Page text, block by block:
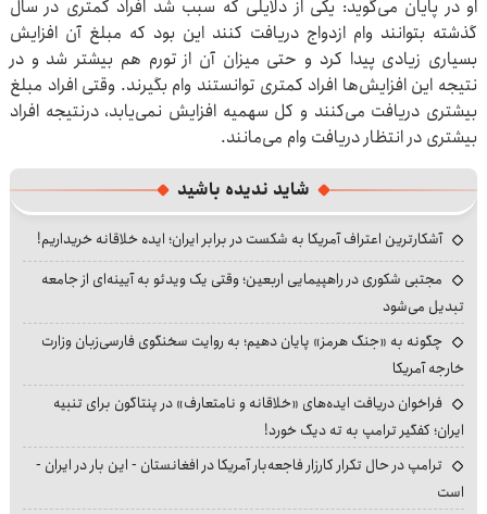
او در پایان می‌گوید: یکی از دلایلی که سبب شد افراد کمتری در سال
گذشته بتوانند وام ازدواج دریافت کنند این بود که مبلغ آن افزایش
بسیاری زیادی پیدا کرد و حتی میزان آن از تورم هم بیشتر شد و در
نتیجه این افزایش‌ها افراد کمتری توانستند وام بگیرند. وقتی افراد مبلغ
بیشتری دریافت می‌کنند و کل سهمیه افزایش نمی‌یابد، درنتیجه افراد
بیشتری در انتظار دریافت وام می‌مانند.
شاید ندیده باشید
آشکارترین اعتراف آمریکا به شکست در برابر ایران؛ ایده خلاقانه خریداریم!
مجتبی شکوری در راهپیمایی اربعین؛ وقتی یک ویدئو به آیینه‌ای از جامعه
تبدیل می‌شود
چگونه به «جنگ هرمز» پایان دهیم؛ به روایت سخنگوی فارسی‌زبان وزارت
خارجه آمریکا
فراخوان دریافت ایده‌های «خلاقانه و نامتعارف» در پنتاگون برای تنبیه
ایران؛ کفگیر ترامپ به ته دیگ خورد!
ترامپ در حال تکرار کارزار فاجعه‌بار آمریکا در افغانستان - این بار در ایران -
است